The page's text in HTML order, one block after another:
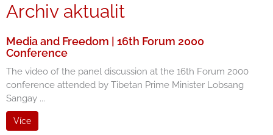
Archiv aktualit
Media and Freedom | 16th Forum 2000
Conference
The video of the panel discussion at the 16th Forum 2000
conference attended by Tibetan Prime Minister Lobsang
Sangay ...
Více